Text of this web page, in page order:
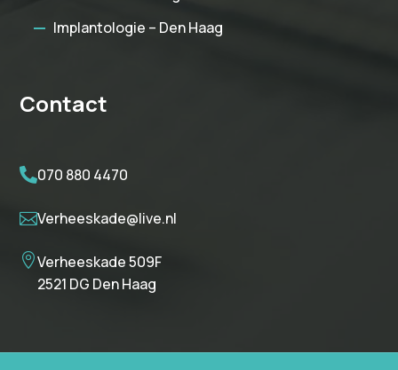
Implantologie – Den Haag
Contact
070 880 4470
Verheeskade@live.nl
Verheeskade 509F
2521 DG Den Haag